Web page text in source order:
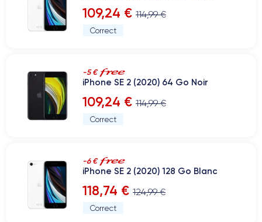
109,24 € 114,99 €
Correct
-5 €
iPhone SE 2 (2020) 64 Go Noir
109,24 € 114,99 €
Correct
-6 €
iPhone SE 2 (2020) 128 Go Blanc
118,74 € 124,99 €
Correct